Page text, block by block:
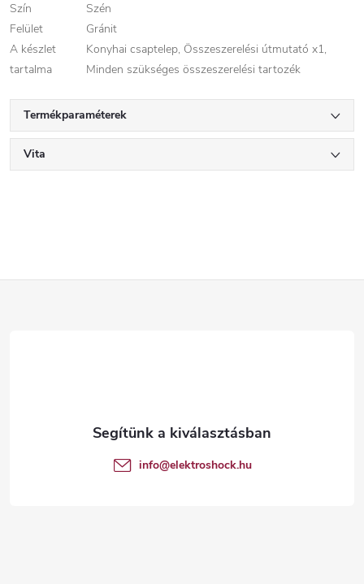
Szín
Szén
Felület
Gránit
A készlet
tartalma
Konyhai csaptelep, Összeszerelési útmutató x1,
Minden szükséges összeszerelési tartozék
Termékparaméterek
Vita
info@elektroshock.hu